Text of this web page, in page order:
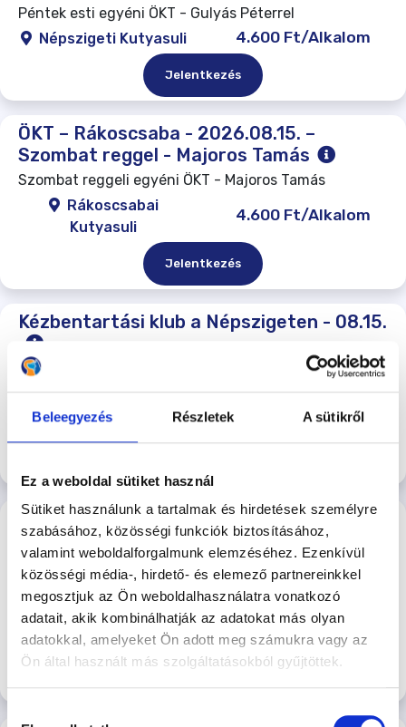
Beleegyezés Részletek A sütikről
Ez a weboldal sütiket használ
Sütiket használunk a tartalmak és hirdetések személyre
szabásához, közösségi funkciók biztosításához,
valamint weboldalforgalmunk elemzéséhez. Ezenkívül
közösségi média-, hirdető- és elemező partnereinkkel
megosztjuk az Ön weboldalhasználatra vonatkozó
adatait, akik kombinálhatják az adatokat más olyan
adatokkal, amelyeket Ön adott meg számukra vagy az
Ön által használt más szolgáltatásokból gyűjtöttek.
Péntek esti egyéni ÖKT - Gulyás Péterrel
Népszigeti Kutyasuli
4.600 Ft/Alkalom
Jelentkezés
ÖKT – Rákoscsaba - 2026.08.15. –
Szombat reggel - Majoros Tamás
Szombat reggeli egyéni ÖKT - Majoros Tamás
Rákoscsabai
Kutyasuli
4.600 Ft/Alkalom
Jelentkezés
Kézbentartási klub a Népszigeten - 08.15.
Kézbentartási Klub a Hajógyári Kutyasulin
2026-08-15 14:00
Hajógyári Kutyasuli
7.500 Ft
Kutyakommunikációs és
viselkedésterápiás szeminárium
Kutyakommunikácós és viselkedésterápiás
szeminárium. 2026. 08.16.
2026-08-16 00:00
Őrmezői Kutyasuli
25.000 Ft